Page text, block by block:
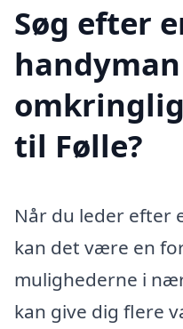
Søg efter
til Følle?
Når du leder efter
kan det være en
mulighederne i
kan give dig flere